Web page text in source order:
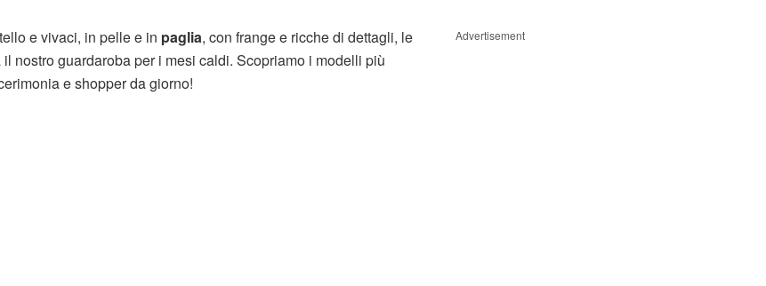
e vivaci, in pelle e in paglia, con frange e ricche di dettagli, le
nostro guardaroba per i mesi caldi. Scopriamo i modelli più
e shopper da giorno!
Advertisement